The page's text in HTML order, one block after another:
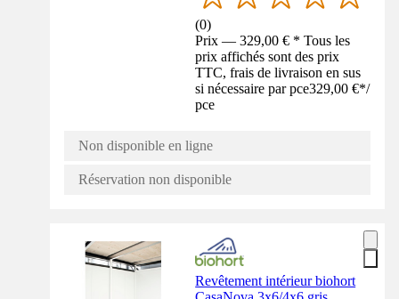
(0)
Prix — 329,00 € * Tous les
prix affichés sont des prix
TTC, frais de livraison en sus
si nécessaire par pce329,00 €*/
pce
Non disponible en ligne
Réservation non disponible
Revêtement intérieur biohort